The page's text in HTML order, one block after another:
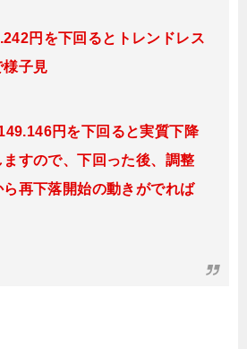
円を下回るとトレンドレス
様子見
円を下回ると実質下降
ますので、下回った後、調整
再下落開始の動きがでれば